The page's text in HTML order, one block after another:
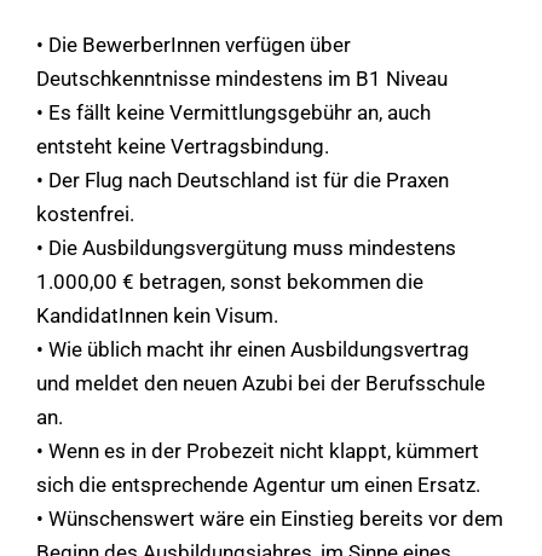
• Die BewerberInnen verfügen über
Deutschkenntnisse mindestens im B1 Niveau
• Es fällt keine Vermittlungsgebühr an, auch
entsteht keine Vertragsbindung.
• Der Flug nach Deutschland ist für die Praxen
kostenfrei.
• Die Ausbildungsvergütung muss mindestens
1.000,00 € betragen, sonst bekommen die
KandidatInnen kein Visum.
• Wie üblich macht ihr einen Ausbildungsvertrag
und meldet den neuen Azubi bei der Berufsschule
an.
• Wenn es in der Probezeit nicht klappt, kümmert
sich die entsprechende Agentur um einen Ersatz.
• Wünschenswert wäre ein Einstieg bereits vor dem